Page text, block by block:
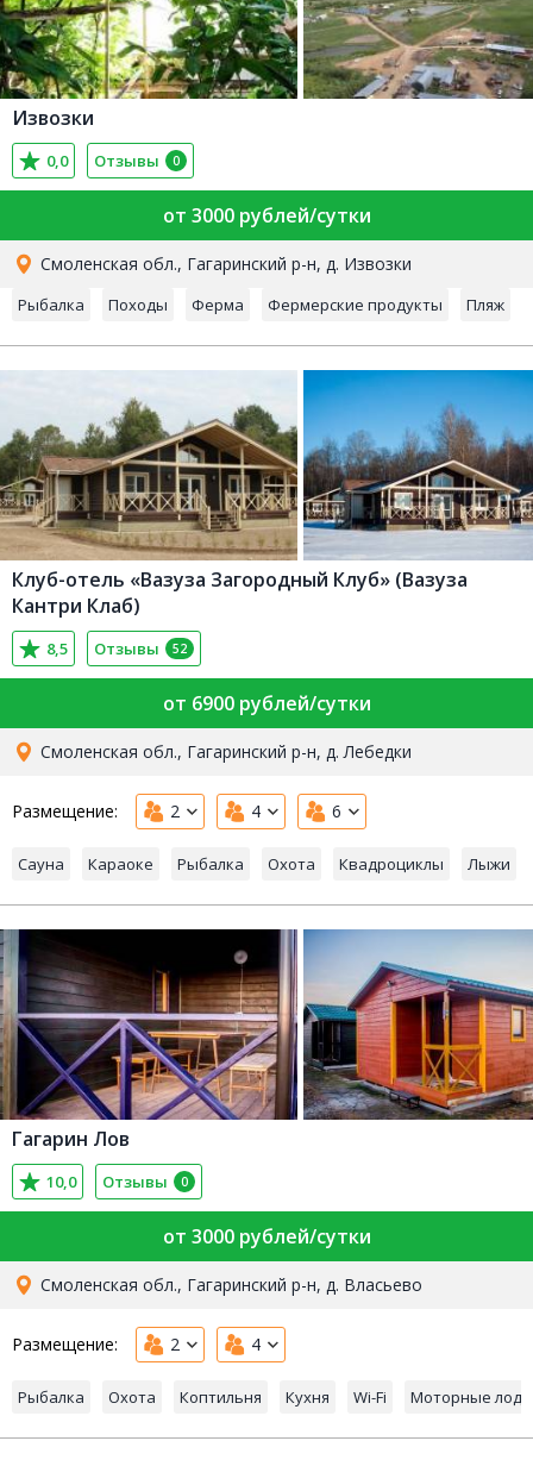
Извозки
0,0 Отзывы 0
от 3000 рублей/сутки
Смоленская обл., Гагаринский р-н, д. Извозки
Рыбалка Походы Ферма Фермерские продукты Пляж
Клуб-отель «Вазуза Загородный Клуб» (Вазуза
Кантри Клаб)
8,5 Отзывы 52
от 6900 рублей/сутки
Смоленская обл., Гагаринский р-н, д. Лебедки
Размещение: 2 4 6
Сауна Караоке Рыбалка Охота Квадроциклы Лыжи
Гагарин Лов
10,0 Отзывы 0
от 3000 рублей/сутки
Смоленская обл., Гагаринский р-н, д. Власьево
Размещение: 2 4
Рыбалка Охота Коптильня Кухня Wi-Fi Моторные